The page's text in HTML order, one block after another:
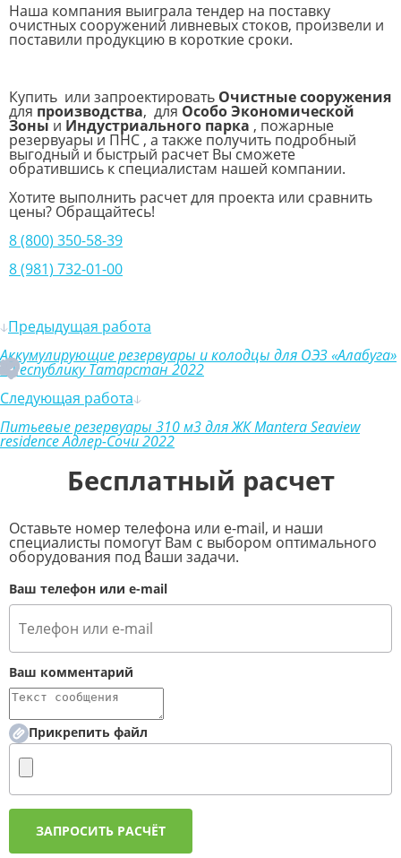
Наша компания выиграла тендер на поставку
очистных сооружений ливневых стоков, произвели и
поставили продукцию в короткие сроки.
Купить или запроектировать Очистные сооружения
для производства, для Особо Экономической
Зоны и Индустриального парка , пожарные
резервуары и ПНС , а также получить подробный
выгодный и быстрый расчет Вы сможете
обратившись к специалистам нашей компании.
Хотите выполнить расчет для проекта или сравнить
цены? Обращайтесь!
8 (800) 350-58-39
8 (981) 732-01-00
Предыдущая работа
Аккумулирующие резервуары и колодцы для ОЭЗ «Алабуга»
в Республику Татарстан 2022
Следующая работа
Питьевые резервуары 310 м3 для ЖК Mantera Seaview
residence Адлер-Сочи 2022
Бесплатный расчет
Оставьте номер телефона или e-mail, и наши
специалисты помогут Вам с выбором оптимального
оборудования под Ваши задачи.
Ваш телефон или e-mail
Ваш комментарий
Прикрепить файл
ЗАПРОСИТЬ РАСЧЁТ